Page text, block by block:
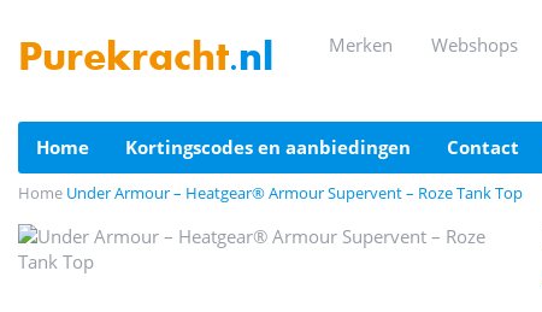
Purekracht.nl merken webshops
home kortingscodes en aanbiedingen contact
Home Under Armour – Heatgear® Armour Supervent – Roze Tank Top